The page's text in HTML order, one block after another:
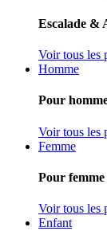
Escalade &
Voir tous les
Homme
Pour
Voir tous les
Femme
Pour femme
Voir tous les
Enfant